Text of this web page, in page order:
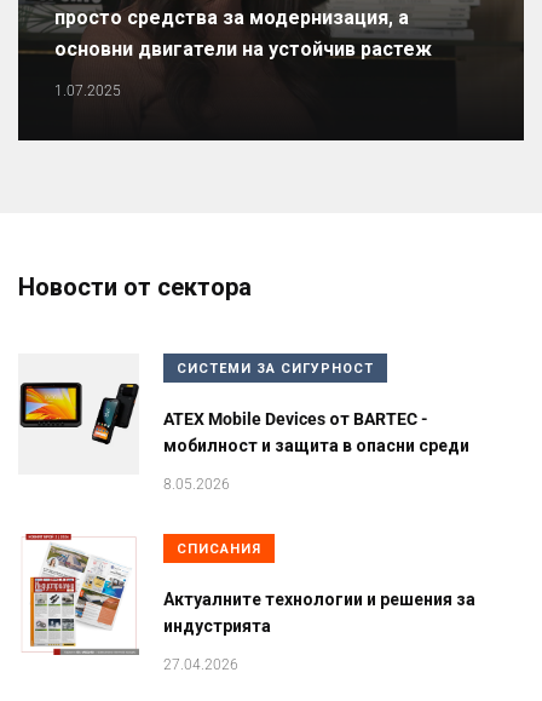
просто средства за модернизация, а
основни двигатели на устойчив растеж
1.07.2025
Новости от сектора
СИСТЕМИ ЗА СИГУРНОСТ
ATEX Mobile Devices от BARTEC -
мобилност и защита в опасни среди
8.05.2026
СПИСАНИЯ
Актуалните технологии и решения за
индустрията
27.04.2026